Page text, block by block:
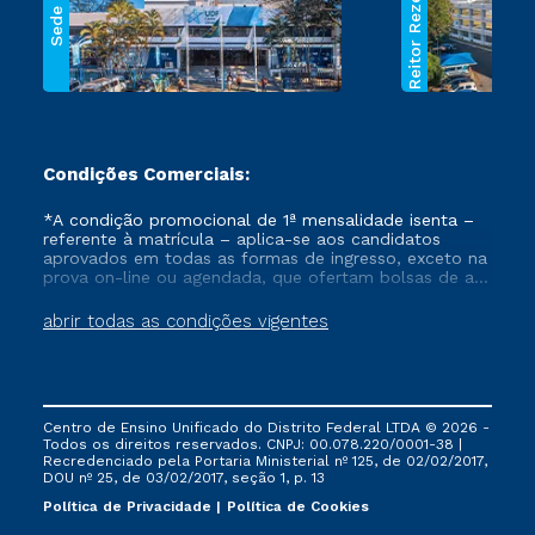
Sede Reitor Rezende
Condições Comerciais:
abrir todas as condições vigentes
*A condição promocional de 1ª mensalidade isenta –
referente à matrícula – aplica-se aos candidatos
aprovados em todas as formas de ingresso, exceto na
prova on-line ou agendada, que ofertam bolsas de até
vigente, que ainda não tenham efetivado e/ou não
tenham cancelado ou trancado sua matrícula em uma
via FIES, Prouni e outros programas governamentais, e
não se acumula com nenhuma outra campanha
ofertada pela Instituição.
Centro de Ensino Unificado do Distrito Federal LTDA © 2026 -
Todos os direitos reservados. CNPJ: 00.078.220/0001-38 |
Recredenciado pela Portaria Ministerial nº 125, de 02/02/2017,
DOU nº 25, de 03/02/2017, seção 1, p. 13
Política de Privacidade
Política de Cookies